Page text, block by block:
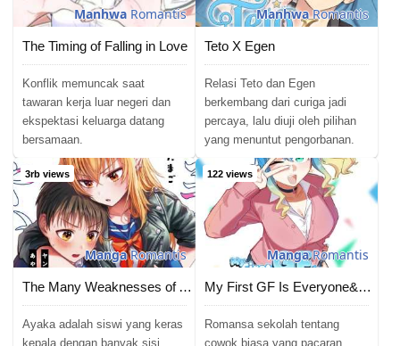
Chapter 56 02/06/2026
Chapter 55 02/06/2026
Chapter 54 02/06/2026
Chapter 53 02/06/2026
Chapter 52 02/06/2026
Chapter 51 02/06/2026
Chapter 50 02/06/2026
Chapter 49 02/06/2026
Manhwa Romantis
The Timing of Falling in Love
Konflik memuncak saat
tawaran kerja luar negeri dan
ekspektasi keluarga datang
bersamaan.
ManhwaRomantis
Teto X Egen
Relasi Teto dan Egen
berkembang dari curiga jadi
percaya, lalu diuji oleh pilihan
yang menuntut pengorbanan.
3rb views
MangaRomantis
The Many Weaknesses of Ayaka the Yankee JK
Ayaka adalah siswi yang keras
kepala dengan banyak sisi
122 views
MangaRomantis
My First GF Is Everyone&#8217;s Oshi
Romansa sekolah tentang
cowok biasa yang pacaran